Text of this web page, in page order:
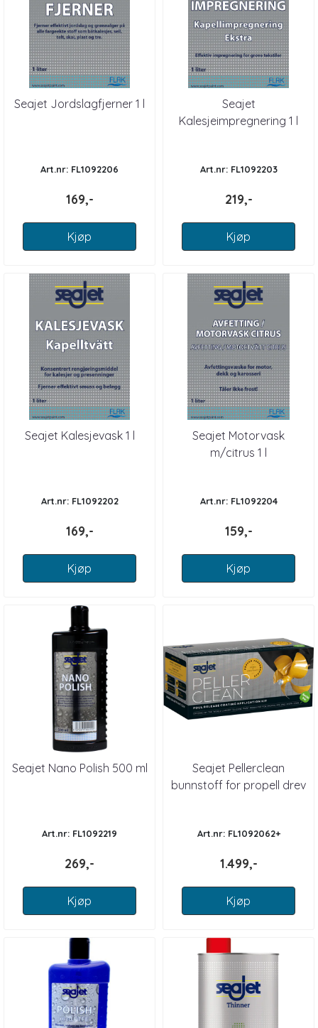
Seajet Jordslagfjerner 1 l
Art.nr: FL1092206
169,-
Kjøp
Seajet
Kalesjeimpregnering 1 l
Art.nr: FL1092203
219,-
Kjøp
Seajet Kalesjevask 1 l
Art.nr: FL1092202
169,-
Kjøp
Seajet Motorvask
m/citrus 1 l
Art.nr: FL1092204
159,-
Kjøp
Seajet Nano Polish 500 ml
Art.nr: FL1092219
269,-
Kjøp
Seajet Pellerclean
bunnstoff for propell drev
Art.nr: FL1092062+
1.499,-
Kjøp